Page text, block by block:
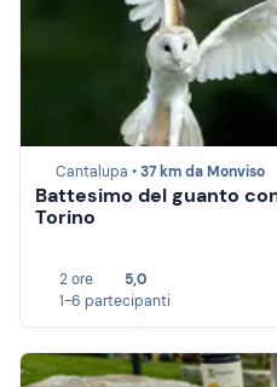
Cantalupa •37 km da Monviso
Battesimo del guanto
Torino
2 ore
5,0
1-6 partecipanti